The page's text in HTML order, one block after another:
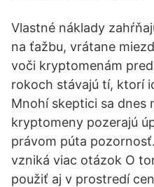
Vlastné náklady
na ťažbu, vrátane
voči kryptomenám
rokoch stávajú tí, ktorí
Mnohí skeptici sa dnes
kryptomeny pozerajú
právom púta
vzniká viac otázok O
použiť aj v prostredí